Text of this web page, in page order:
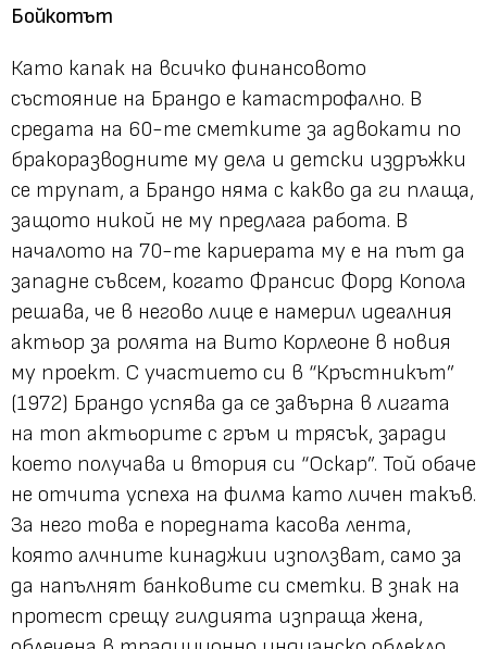
Бойкотът
Като капак на всичко финансовото
състояние на Брандо е катастрофално. В
средата на 60-те сметките за адвокати по
бракоразводните му дела и детски издръжки
се трупат, а Брандо няма с какво да ги плаща,
защото никой не му предлага работа. В
началото на 70-те кариерата му е на път да
западне съвсем, когато Франсис Форд Копола
решава, че в негово лице е намерил идеалния
актьор за ролята на Вито Корлеоне в новия
му проект. С участието си в “Кръстникът”
(1972) Брандо успява да се завърна в лигата
на топ актьорите с гръм и трясък, заради
което получава и втория си “Оскар”. Той обаче
не отчита успеха на филма като личен такъв.
За него това е поредната касова лента,
която алчните кинаджии използват, само за
да напълнят банковите си сметки. В знак на
протест срещу гилдията изпраща жена,